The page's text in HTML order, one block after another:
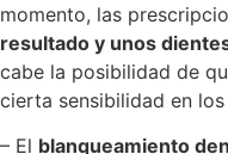
momento, las
resultado y unos
cabe la posibilidad de
cierta sensibilidad en los
– El blanqueamiento